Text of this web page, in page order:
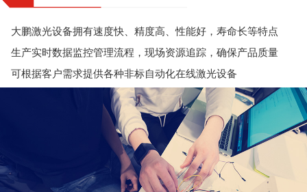
大鹏激光设备拥有速度快、精度高、性能好，寿命长等特点
生产实时数据监控管理流程，现场资源追踪，确保产品质量
可根据客户需求提供各种非标自动化在线激光设备